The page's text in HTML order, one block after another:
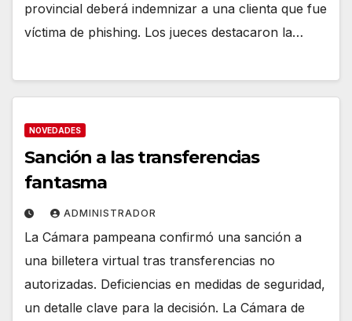
provincial deberá indemnizar a una clienta que fue
víctima de phishing. Los jueces destacaron la…
NOVEDADES
Sanción a las transferencias
fantasma
ADMINISTRADOR
La Cámara pampeana confirmó una sanción a
una billetera virtual tras transferencias no
autorizadas. Deficiencias en medidas de seguridad,
un detalle clave para la decisión. La Cámara de